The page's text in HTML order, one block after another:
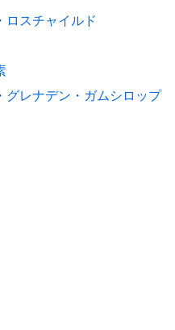
ロスチャイルド
グレナデン・ガムシロップ